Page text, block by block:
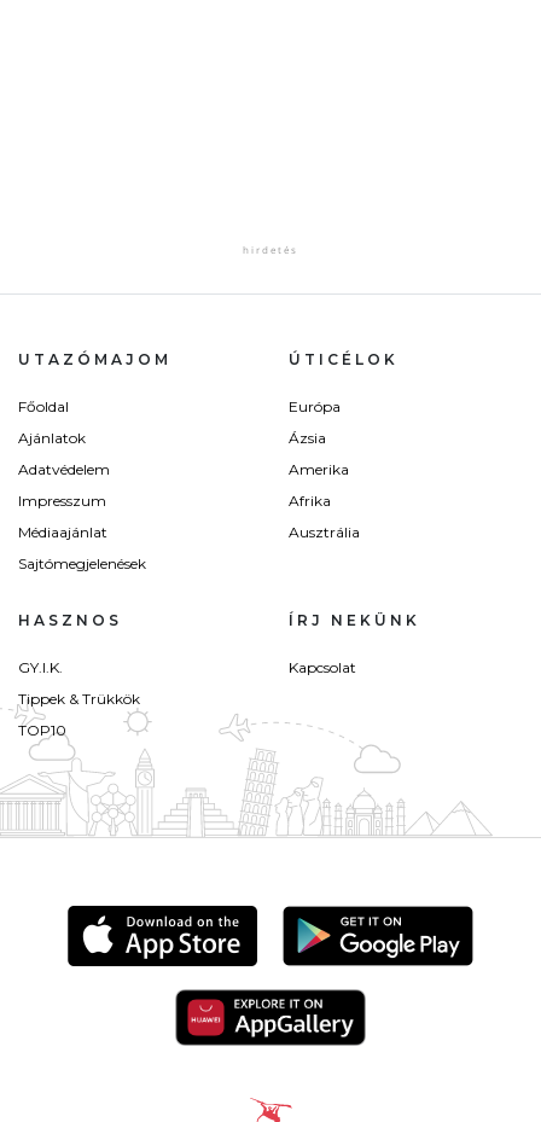
UTAZÓMAJOM
Főoldal
Ajánlatok
Adatvédelem
Impresszum
Médiaajánlat
Sajtómegjelenések
ÚTICÉLOK
Európa
Ázsia
Amerika
Afrika
Ausztrália
HASZNOS
GY.I.K.
Tippek & Trükkök
TOP10
ÍRJ NEKÜNK
Kapcsolat